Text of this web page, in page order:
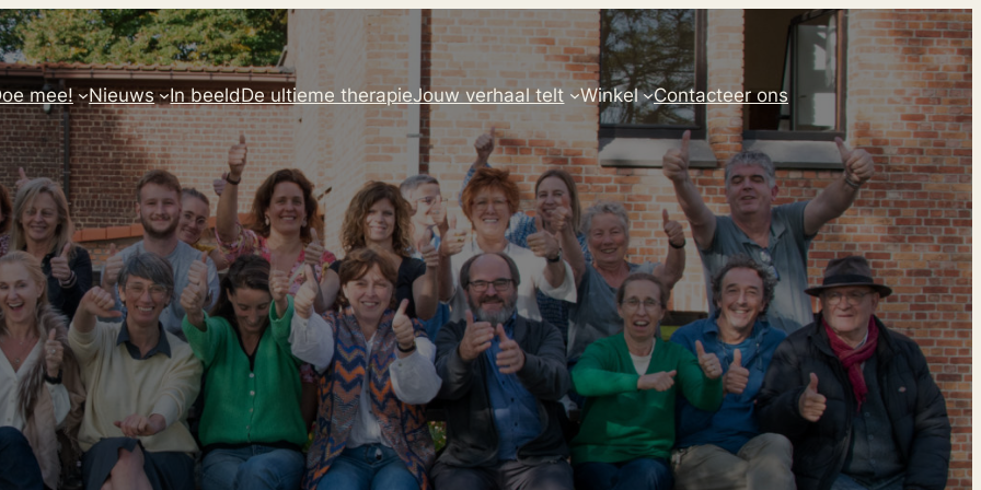
mee! Nieuws In beeldDe ultieme therapieJouw verhaal telt Winkel Contacteer ons